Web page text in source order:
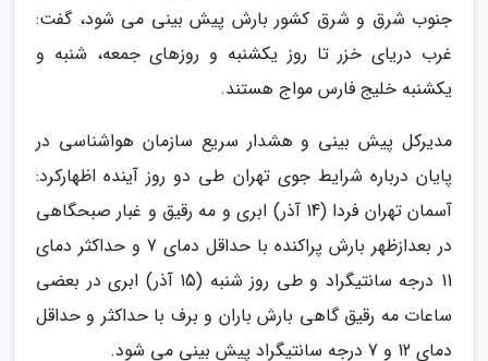
جنوب شرق و شرق کشور بارش پیش بینی می شود، گفت:
غرب دریای خزر تا روز یکشنبه و روزهای جمعه، شنبه و
یکشنبه خلیج فارس مواج هستند.
مدیرکل پیش بینی و هشدار سریع سازمان هواشناسی در
پایان درباره شرایط جوی تهران طی دو روز آینده اظهارکرد:
آسمان تهران فردا (14 آذر) ابری و مه رقیق و غبار صبحگاهی
در بعدازظهر بارش پراکنده با حداقل دمای 7 و حداکثر دمای
11 درجه سانتیگراد و طی روز شنبه (15 آذر) ابری در بعضی
ساعات مه رقیق گاهی بارش باران و برف با حداکثر و حداقل
دمای 12 و 7 درجه سانتیگراد پیش بینی می شود.